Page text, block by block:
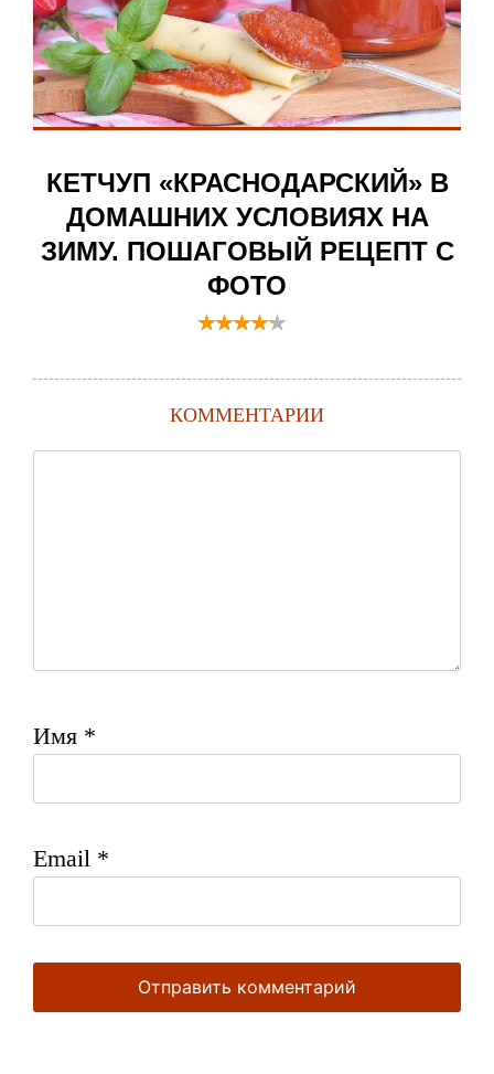
КЕТЧУП «КРАСНОДАРСКИЙ» В
ДОМАШНИХ УСЛОВИЯХ НА
ЗИМУ. ПОШАГОВЫЙ РЕЦЕПТ С
ФОТО
КОММЕНТАРИИ
Имя *
Email *